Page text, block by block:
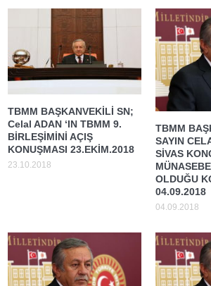
TBMM BAŞKANVEKİLİ SN;
Celal ADAN ‘IN TBMM 9.
BİRLEŞİMİNİ AÇIŞ
KONUŞMASI 23.EKİM.2018
23.10.2018
TBMM
SAYIN
SİVAS
OLDUĞU
04.09.2018
04.09.2018